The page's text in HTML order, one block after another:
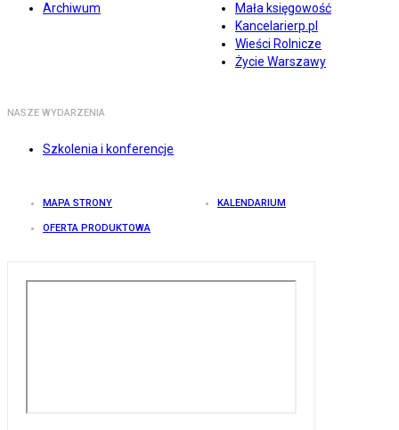
Archiwum
Mała księgowość
Kancelarierp.pl
Wieści Rolnicze
Życie Warszawy
NASZE WYDARZENIA
Szkolenia i konferencje
MAPA STRONY KALENDARIUM
OFERTA PRODUKTOWA